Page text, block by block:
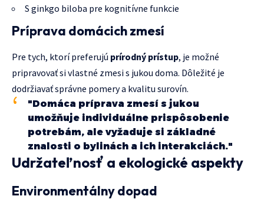
S ginkgo biloba pre kognitívne funkcie
Príprava domácich zmesí
Pre tych, ktorí preferujú prírodný prístup, je možné
pripravovať si vlastné zmesi s jukou doma. Dôležité je
dodržiavať správne pomery a kvalitu surovín.
"Domáca príprava zmesí s jukou
umožňuje individuálne prispôsobenie
potrebám, ale vyžaduje si základné
znalosti o bylinách a ich interakciách."
Udržateľnosť a ekologické aspekty
Environmentálny dopad